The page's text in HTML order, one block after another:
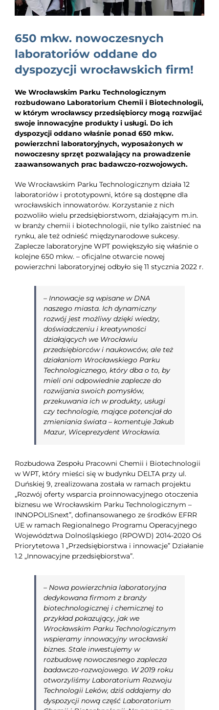
EDUKACJA
BLOG
KONTAKT
650 mkw. nowoczesnych
laboratoriów oddane do
dyspozycji wrocławskich firm!
We Wrocławskim Parku Technologicznym
rozbudowano Laboratorium Chemii i Biotechnologii,
w którym wrocławscy przedsiębiorcy mogą rozwijać
swoje innowacyjne produkty i usługi. Do ich
dyspozycji oddano właśnie ponad 650 mkw.
powierzchni laboratoryjnych, wyposażonych w
nowoczesny sprzęt pozwalający na prowadzenie
zaawansowanych prac badawczo-rozwojowych.
We Wrocławskim Parku Technologicznym działa 12
laboratoriów i prototypowni, które są dostępne dla
wrocławskich innowatorów. Korzystanie z nich
pozwoliło wielu przedsiębiorstwom, działającym m.in.
w branży chemii i biotechnologii, nie tylko zaistnieć na
rynku, ale też odnieść międzynarodowe sukcesy.
Zaplecze laboratoryjne WPT powiększyło się właśnie o
kolejne 650 mkw. – oficjalne otwarcie nowej
powierzchni laboratoryjnej odbyło się 11 stycznia 2022 r.
– Innowacje są wpisane w DNA
naszego miasta. Ich dynamiczny
rozwój jest możliwy dzięki wiedzy,
doświadczeniu i kreatywności
działających we Wrocławiu
przedsiębiorców i naukowców, ale też
działaniom Wrocławskiego Parku
Technologicznego, który dba o to, by
mieli oni odpowiednie zaplecze do
rozwijania swoich pomysłów,
przekuwania ich w produkty, usługi
czy technologie, mające potencjał do
zmieniania świata– komentuje Jakub
Mazur, Wiceprezydent Wrocławia.
Rozbudowa Zespołu Pracowni Chemii i Biotechnologii
w WPT, który mieści się w budynku DELTA przy ul.
Duńskiej 9, zrealizowana została w ramach projektu
„Rozwój oferty wsparcia proinnowacyjnego otoczenia
biznesu we Wrocławskim Parku Technologicznym –
INNOPOLISnext”, dofinansowanego ze środków EFRR
UE w ramach Regionalnego Programu Operacyjnego
Województwa Dolnośląskiego (RPOWD) 2014-2020 Oś
Priorytetowa 1 „Przedsiębiorstwa i innowacje” Działanie
1.2 „Innowacyjne przedsiębiorstwa”.
– Nowa powierzchnia laboratoryjna
dedykowana firmom z branży
biotechnologicznej i chemicznej to
przykład pokazujący, jak we
Wrocławskim Parku Technologicznym
wspieramy innowacyjny wrocławski
biznes. Stale inwestujemy w
rozbudowę nowoczesnego zaplecza
badawczo-rozwojowego. W 2019 roku
otworzyliśmy Laboratorium Rozwoju
Technologii Leków, dziś oddajemy do
dyspozycji nową część Laboratorium